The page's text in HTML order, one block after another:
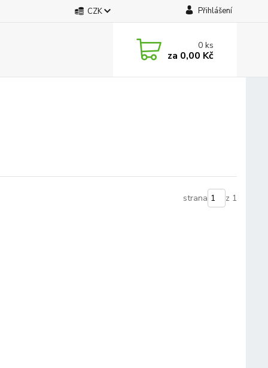
CZK Přihlášení
0ks
za 0,00 Kč
strana z 1